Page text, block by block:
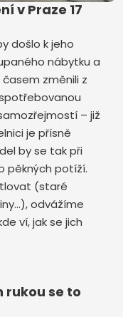
v Praze 17
došlo k jeho
nábytku a
změnili z
– již
je přísně
by se tak při
pěkných potíží.
(staré
odvážíme
ví, jak se jich
rukou se to